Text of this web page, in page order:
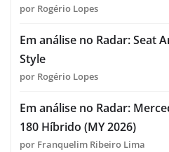
por Rogério Lopes
Em análise no Radar: Seat
Style
por Rogério Lopes
Em análise no Radar:
180 Híbrido (MY 2026)
por Franquelim Ribeiro Lima